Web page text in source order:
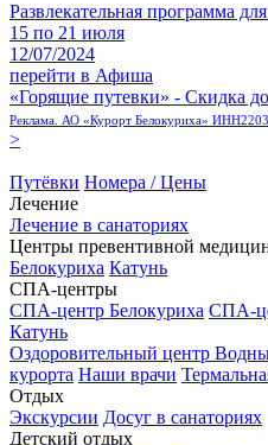
Развлекательная программа
15 по 21 июля
12/07/2024
перейти в Афиша
«Горящие путевки» - Скидка
Реклама. АО «Курорт Белокуриха»
>
Путёвки Номера / Цены
Лечение
Лечение в санаториях
Центры превентивной
Белокуриха Катунь
СПА-центры
СПА-центр Белокуриха СПА-
Катунь
Оздоровительный центр
курорта Наши врачи
Отдых
Экскурсии Досуг в санаториях
Детский отдых